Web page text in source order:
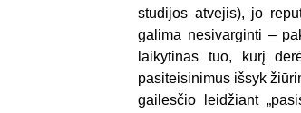
studijos atvejis), jo
galima nesivarginti –
laikytinas tuo, kurį
pasiteisinimus išsyk
gailesčio leidžiant